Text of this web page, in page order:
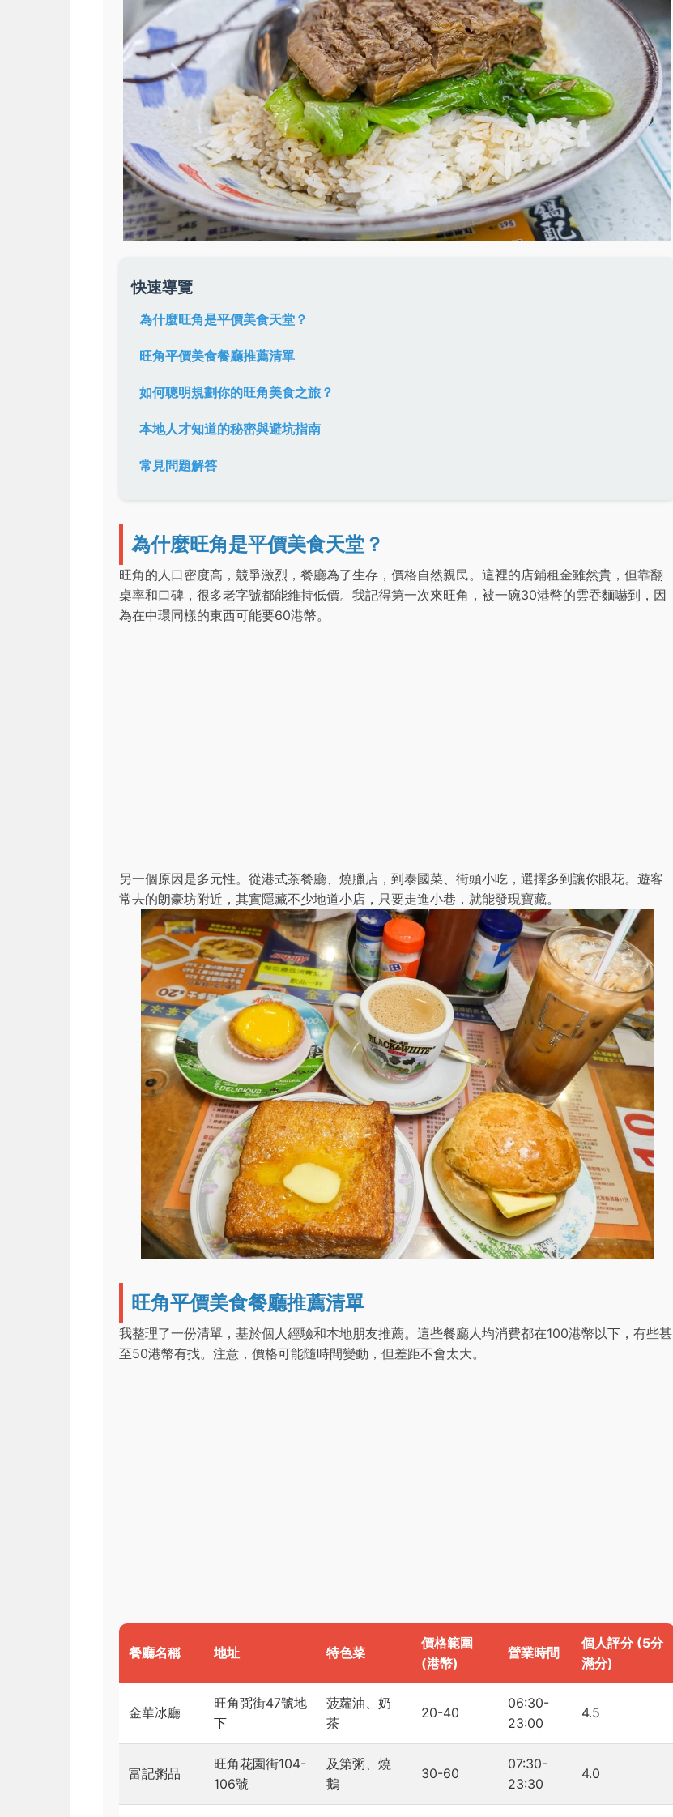
快速導覽
為什麼旺角是平價美食天堂？
旺角平價美食餐廳推薦清單
如何聰明規劃你的旺角美食之旅？
本地人才知道的秘密與避坑指南
常見問題解答
為什麼旺角是平價美食天堂？
旺角的人口密度高，競爭激烈，餐廳為了生存，價格自然親民。這裡的店鋪租金雖然貴，但靠翻
桌率和口碑，很多老字號都能維持低價。我記得第一次來旺角，被一碗30港幣的雲吞麵嚇到，因
為在中環同樣的東西可能要60港幣。
另一個原因是多元性。從港式茶餐廳、燒臘店，到泰國菜、街頭小吃，選擇多到讓你眼花。遊客
常去的朗豪坊附近，其實隱藏不少地道小店，只要走進小巷，就能發現寶藏。
旺角平價美食餐廳推薦清單
我整理了一份清單，基於個人經驗和本地朋友推薦。這些餐廳人均消費都在100港幣以下，有些甚
至50港幣有找。注意，價格可能隨時間變動，但差距不會太大。
餐廳名稱 地址 特色菜
價格範圍
(港幣)
營業時間
個人評分 (5分
滿分)
金華冰廳
旺角弼街47號地
下
菠蘿油、奶
茶
20-40
06:30-
23:00
4.5
富記粥品
旺角花園街104-
106號
及第粥、燒
鵝
30-60
07:30-
23:30
4.0